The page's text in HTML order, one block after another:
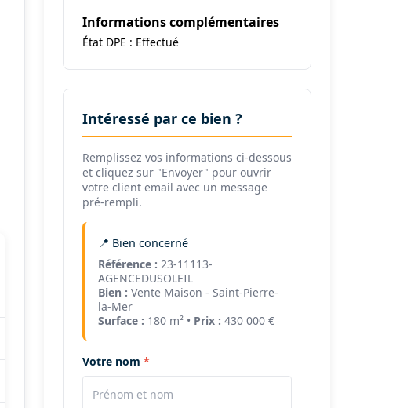
Informations complémentaires
État DPE : Effectué
Intéressé par ce bien ?
Remplissez vos informations ci-dessous
et cliquez sur "Envoyer" pour ouvrir
votre client email avec un message
pré-rempli.
📍 Bien concerné
Référence : 23-11113-
AGENCEDUSOLEIL
Bien : Vente Maison - Saint-Pierre-
la-Mer
Surface : 180 m² • Prix : 430 000 €
Votre nom